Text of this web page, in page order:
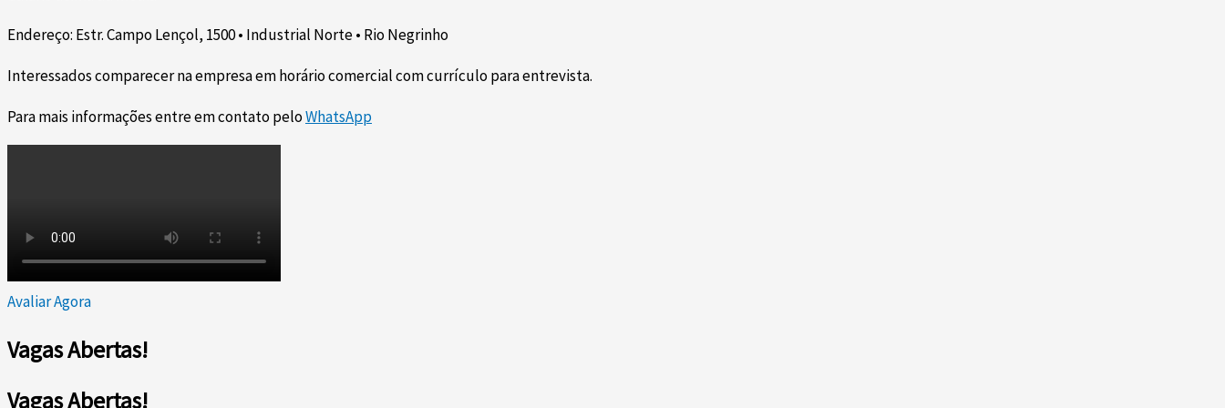
Endereço: Estr. Campo Lençol, 1500 • Industrial Norte • Rio Negrinho
Interessados comparecer na empresa em horário comercial com currículo para entrevista.
Para mais informações entre em contato peloWhatsApp
Avaliar Agora
Vagas Abertas!
Vagas Abertas!